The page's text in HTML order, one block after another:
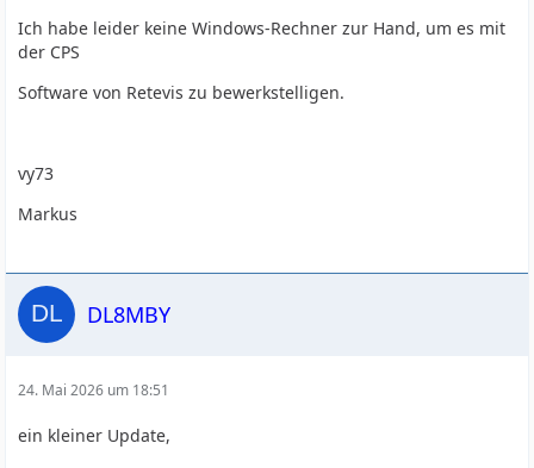
Ich habe leider keine Windows-Rechner zur Hand, um es mit
der CPS
Software von Retevis zu bewerkstelligen.
vy73
Markus
DL8MBY
24. Mai 2026 um 18:51
ein kleiner Update,